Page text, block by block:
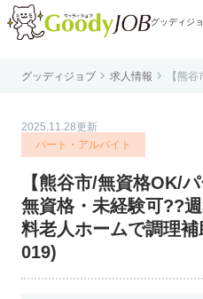
グッディジ
はじめ
個人情報
利用
お問い
グッディジョブ  求人情報 
【熊
2025.11.28更新
パート・アルバイト
【熊谷市/無資格OK/
無資格・未経験可??
料老人ホームで調理
019)